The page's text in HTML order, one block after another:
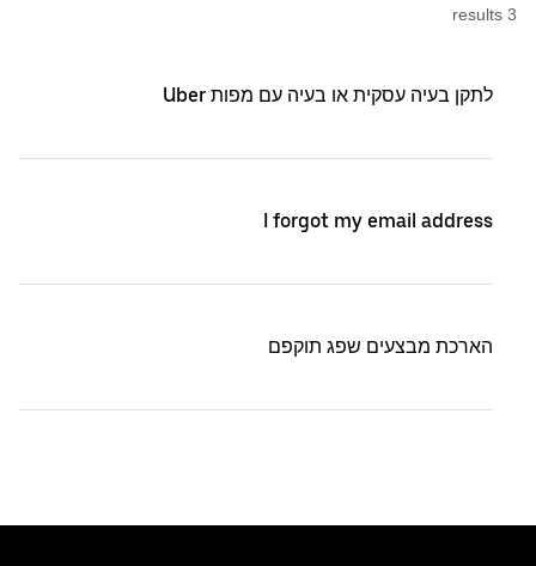
3
s
לתקן בעיה עסקית או בעיה עם מפות Uber
I forgot my email address
הארכת מבצעים שפג תוקפם